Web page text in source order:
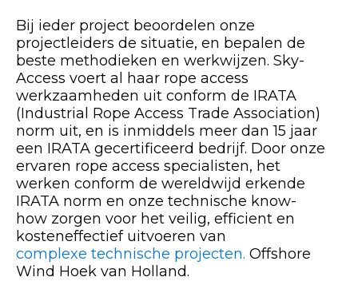
Bij ieder project beoordelen onze
projectleiders de situatie, en bepalen de
beste methodieken en werkwijzen. Sky-
Access voert al haar rope access
werkzaamheden uit conform de IRATA
(Industrial Rope Access Trade Association)
norm uit, en is inmiddels meer dan 15 jaar
een IRATA gecertificeerd bedrijf. Door onze
ervaren rope access specialisten, het
werken conform de wereldwijd erkende
IRATA norm en onze technische know-
how zorgen voor het veilig, efficient en
kosteneffectief uitvoeren van
complexe technische projecten. Offshore
Wind Hoek van Holland.